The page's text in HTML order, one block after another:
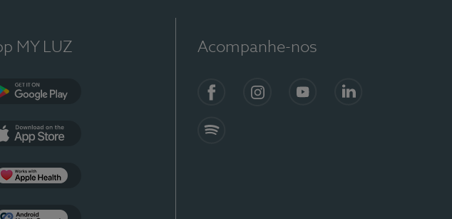
MY LUZ Acompanhe-nos